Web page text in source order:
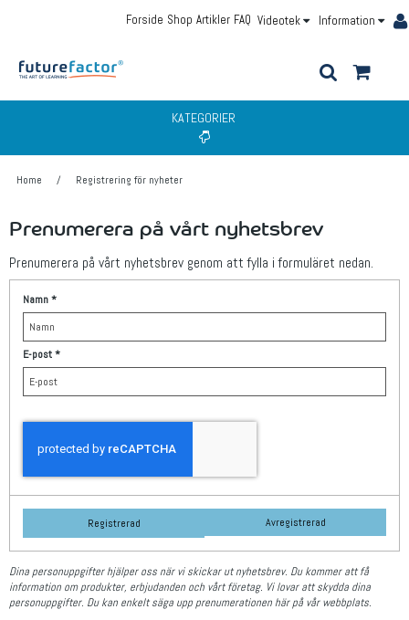
Information
Videotek
FAQ
Artikler
Shop
Forside
KATEGORIER
Home / Registrering för nyheter
Prenumerera på vårt nyhetsbrev
Prenumerera på vårt nyhetsbrev genom att fylla i formuläret nedan.
Namn*
E-post*
Registrerad Avregistrerad
Dina personuppgifter hjälper oss när vi skickar ut nyhetsbrev. Du kommer att få
information om produkter, erbjudanden och vårt företag. Vi lovar att skydda dina
personuppgifter. Du kan enkelt säga upp prenumerationen här på vår webbplats.